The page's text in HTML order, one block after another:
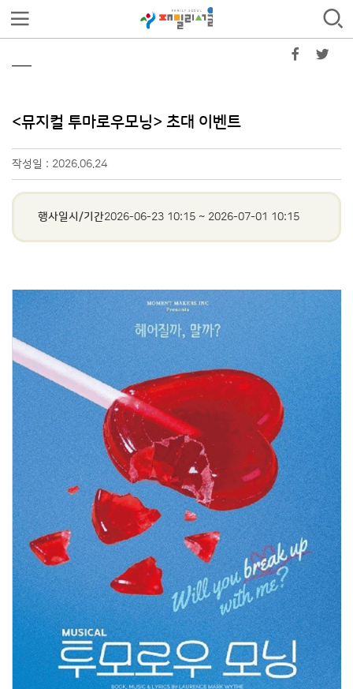
<뮤지컬 투마로우모닝> 초대 이벤트
작성일 : 2026.06.24
행사일시/기간2026-06-23 10:15 ~ 2026-07-01 10:15